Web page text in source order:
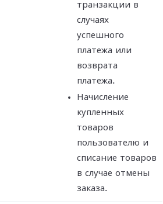
транзакции в
случаях
успешного
платежа или
возврата
платежа.
Начисление
купленных
товаров
пользователю и
списание товаров
в случае отмены
заказа.